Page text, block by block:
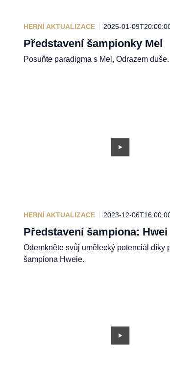
HERNÍ AKTUALIZACE 2025-01-
Představení šampionky Mel
Posuňte paradigma s Mel, Odrazem duše.
HERNÍ AKTUALIZACE 2023-12-
Představení šampiona: Hwei
Odemkněte svůj umělecký potenciál díky
šampiona Hweie.